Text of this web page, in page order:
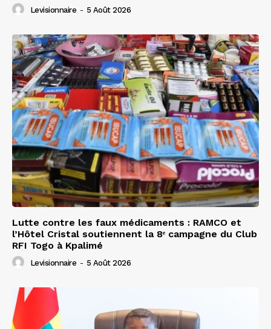
Levisionnaire - 5 Août 2026
Lutte contre les faux médicaments : RAMCO et
l’Hôtel Cristal soutiennent la 8ᵉ campagne du Club
RFI Togo à Kpalimé
Levisionnaire - 5 Août 2026